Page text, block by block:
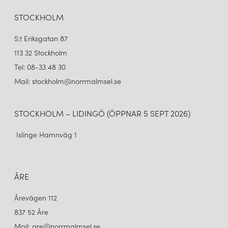
STOCKHOLM
S:t Eriksgatan 87
113 32 Stockholm
Tel: 08-33 48 30
Mail: stockholm@norrmalmsel.se
STOCKHOLM – LIDINGÖ (ÖPPNAR 5 SEPT 2026)
Islinge Hamnväg 1
ÅRE
Årevägen 112
837 52 Åre
Mail: are@norrmalmsel.se